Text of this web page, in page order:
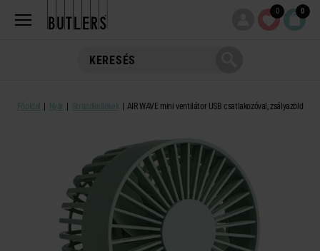
0 0
Főoldal Nyár Strandkellékek AIR WAVE mini ventilátor USB csatlakozóval, zsályazöld